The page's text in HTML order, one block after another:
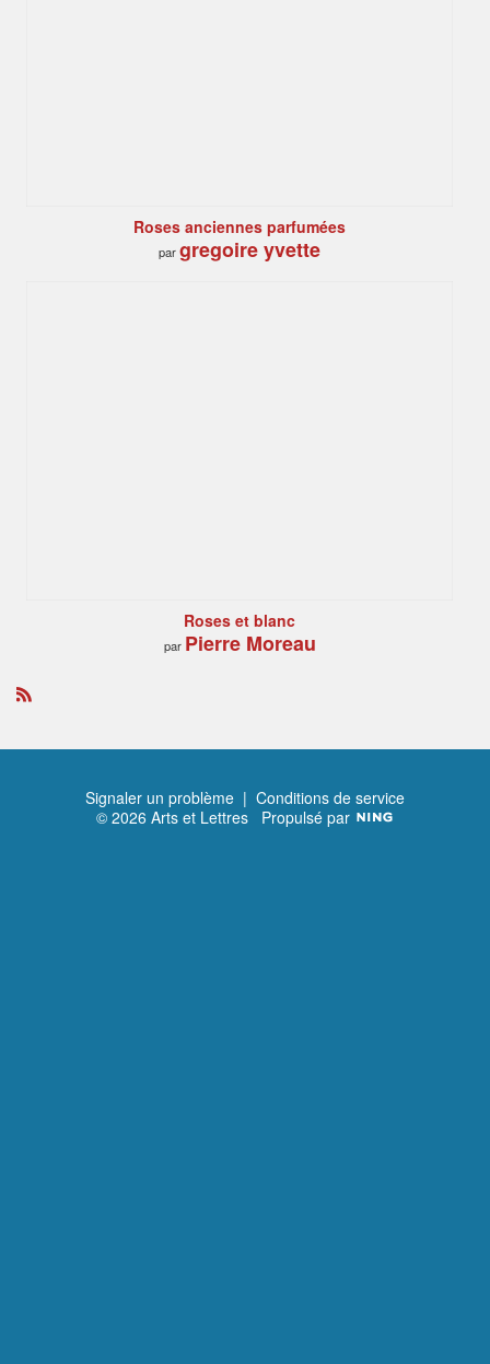
Roses anciennes parfumées
pargregoire yvette
Roses et blanc
par Pierre Moreau
Signaler un problème | Conditions de service
© 2026 Arts et Lettres Propulsé par